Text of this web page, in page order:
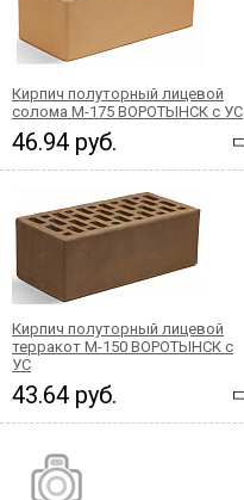
Кирпич полуторный лицевой
солома М-175 ВОРОТЫНСК с УС
46.94 руб.
Кирпич полуторный лицевой
терракот М-150 ВОРОТЫНСК с
УС
43.64 руб.